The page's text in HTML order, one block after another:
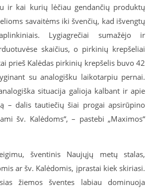
ir kai kurių lėčiau gendančių produktų
savaitėms iki švenčių, kad išvengtų
Lygiagrečiai sumažėjo ir
skaičius, o pirkinių krepšeliai
prieš Kalėdas pirkinių krepšelis buvo 42
su analogišku laikotarpiu pernai.
situacija galioja kalbant ir apie
– dalis tautiečių šiai progai apsirūpino
šv. Kalėdoms“, – pastebi „Maximos“
šventinis Naujųjų metų stalas,
ar šv. Kalėdomis, įprastai kiek skiriasi.
žiemos šventes labiau dominuoja